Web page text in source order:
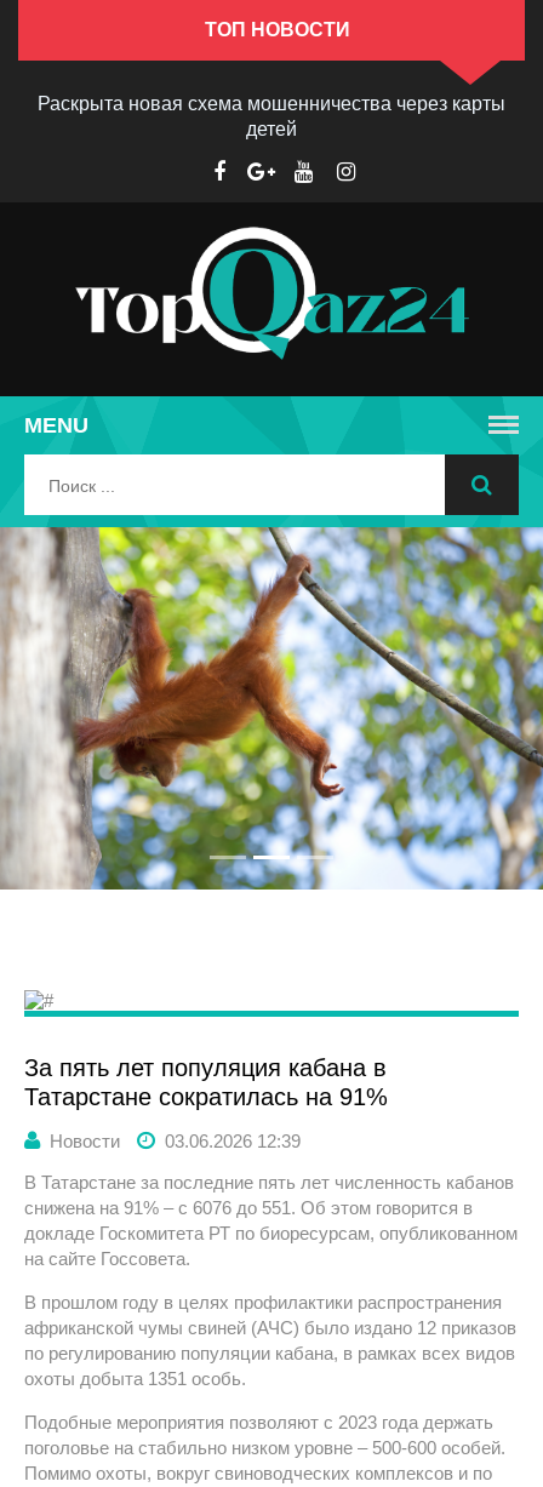
ТОП НОВОСТИ
Раскрыта новая схема мошенничества через карты
детей
MENU
За пять лет популяция кабана в
Татарстане сократилась на 91%
Новости
03.06.2026 12:39
В Татарстане за последние пять лет численность кабанов
снижена на 91% – с 6076 до 551. Об этом говорится в
докладе Госкомитета РТ по биоресурсам, опубликованном
на сайте Госсовета.
В прошлом году в целях профилактики распространения
африканской чумы свиней (АЧС) было издано 12 приказов
по регулированию популяции кабана, в рамках всех видов
охоты добыта 1351 особь.
Подобные мероприятия позволяют с 2023 года держать
поголовье на стабильно низком уровне – 500-600 особей.
Помимо охоты, вокруг свиноводческих комплексов и по